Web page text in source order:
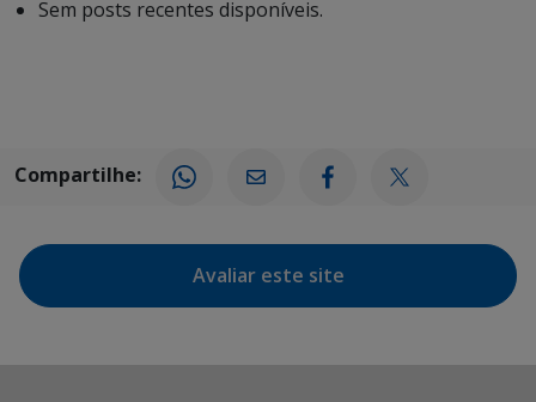
Sem posts recentes disponíveis.
Compartilhe:
Avaliar este site